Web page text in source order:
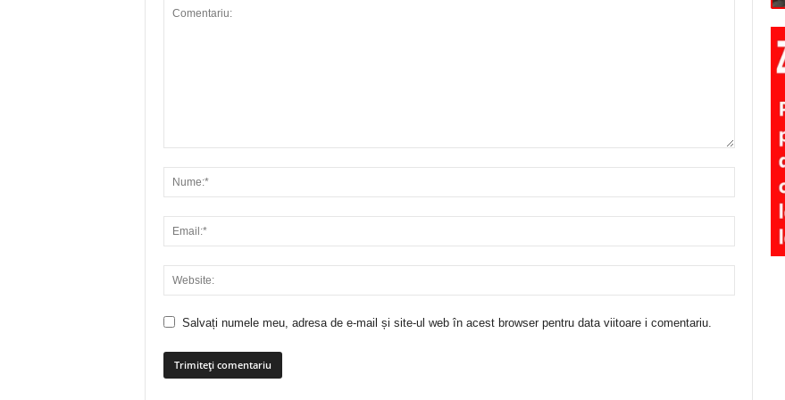
Salvați numele meu, adresa de e-mail și site-ul web în acest browser pentru data viitoare i comentariu.